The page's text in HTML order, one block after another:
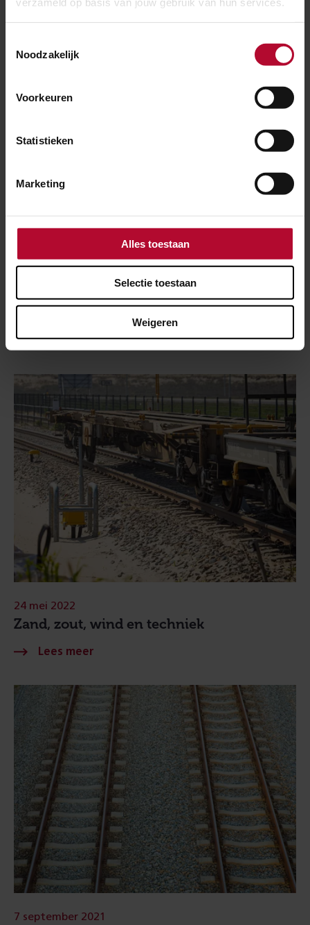
Noodzakelijk
Voorkeuren
Statistieken
Marketing
Alles toestaan
Selectie toestaan
Weigeren
Meer nieuws
Spoorcapaciteit vergroten met
kunstmatige intelligentie
Zand, zout, wind en techniek
24 mei 2022
7 september 2021